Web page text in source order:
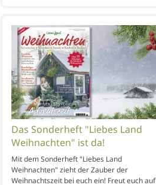
Das Sonderheft "Liebes Land
Weihnachten" ist da!
Mit dem Sonderheft "Liebes Land
Weihnachten" zieht der Zauber der
Weihnachtszeit bei euch ein! Freut euch auf